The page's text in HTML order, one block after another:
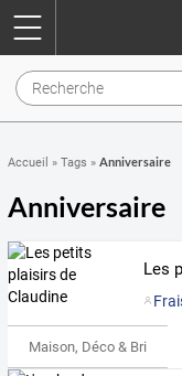
Accueil » Tags » Anniversaire
Anniversaire
Maison, Déco & Bricolage